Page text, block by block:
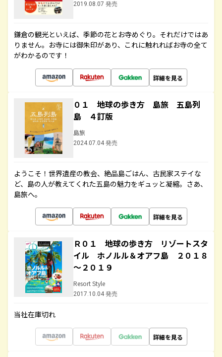
2019.08.07 発売
鎌倉の観光といえば、季節の花とお寺めぐり。それだけではあ
りません。お寺には御朱印があり、これに触れればお寺の全て
がわかるのです！
詳細を見る
０１ 地球の歩き方 島旅 五島列
島 ４訂版
島旅
2024.07.04 発売
ようこそ！世界遺産の教会、絶品島ごはん、古民家ステイな
ど、島の人が教えてくれた五島の魅力をギュッと凝縮。さあ、
島旅へ。
詳細を見る
Ｒ０１ 地球の歩き方 リゾートスタ
イル ホノルル＆オアフ島 ２０１８
～２０１９
Resort Style
2017.10.04 発売
当社在庫切れ
詳細を見る